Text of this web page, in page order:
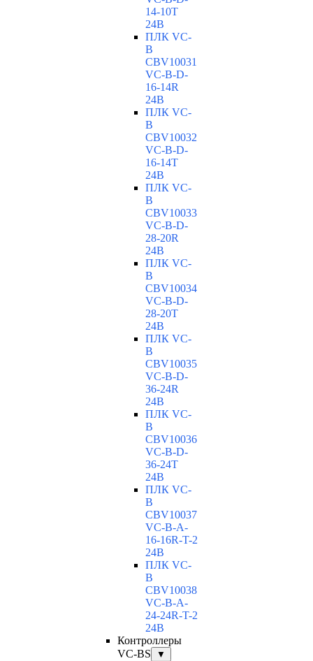
14-10T
24В
ПЛК VC-
B
CBV10031
VC-В-D-
16-14R
24В
ПЛК VC-
B
CBV10032
VC-В-D-
16-14T
24В
ПЛК VC-
B
CBV10033
VC-В-D-
28-20R
24В
ПЛК VC-
B
CBV10034
VC-В-D-
28-20T
24В
ПЛК VC-
B
CBV10035
VC-В-D-
36-24R
24В
ПЛК VC-
B
CBV10036
VC-В-D-
36-24T
24В
ПЛК VC-
B
CBV10037
VC-В-A-
16-16R-T-2
24В
ПЛК VC-
B
CBV10038
VC-В-A-
24-24R-T-2
24В
Контроллеры
VC-BS
▼